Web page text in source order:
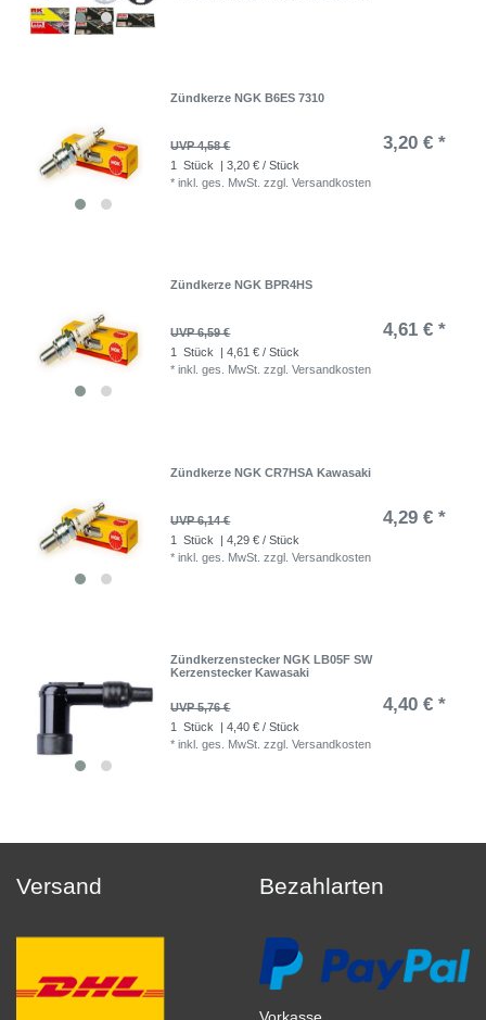
Zündkerze NGK B6ES 7310
UVP 4,58 € 3,20 € *
1 Stück
| 3,20 € / Stück
*inkl. ges. MwSt. zzgl.Versandkosten
Zündkerze NGK BPR4HS
UVP 6,59 € 4,61 € *
1 Stück
| 4,61 € / Stück
*inkl. ges. MwSt. zzgl.Versandkosten
Zündkerze NGK CR7HSA Kawasaki
UVP 6,14 € 4,29 € *
1 Stück
| 4,29 € / Stück
*inkl. ges. MwSt. zzgl.Versandkosten
Zündkerzenstecker NGK LB05F SW
Kerzenstecker Kawasaki
UVP 5,76 € 4,40 € *
1 Stück
| 4,40 € / Stück
*inkl. ges. MwSt. zzgl.Versandkosten
Versand Bezahlarten
Vorkasse